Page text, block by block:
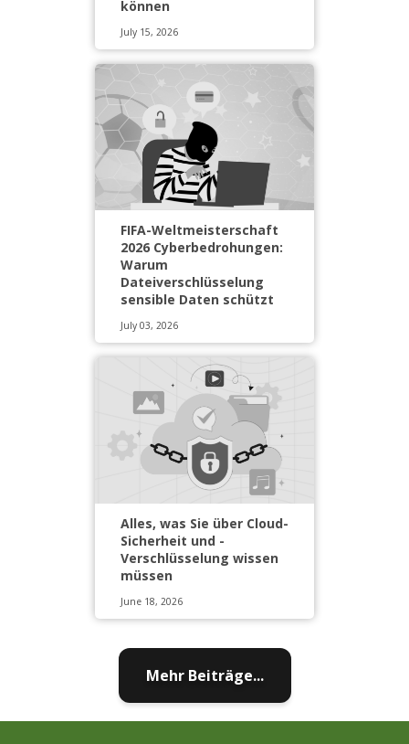
können
July 15, 2026
FIFA-Weltmeisterschaft
2026 Cyberbedrohungen:
Warum
Dateiverschlüsselung
sensible Daten schützt
July 03, 2026
Alles, was Sie über Cloud-
Sicherheit und -
Verschlüsselung wissen
müssen
June 18, 2026
Mehr Beiträge...